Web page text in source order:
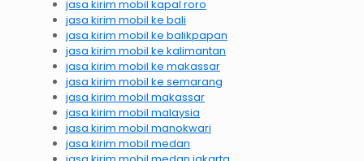
jasa kirim mobil kapal roro
jasa kirim mobil ke bali
jasa kirim mobil ke balikpapan
jasa kirim mobil ke kalimantan
jasa kirim mobil ke makassar
jasa kirim mobil ke semarang
jasa kirim mobil makassar
jasa kirim mobil malaysia
jasa kirim mobil manokwari
jasa kirim mobil medan